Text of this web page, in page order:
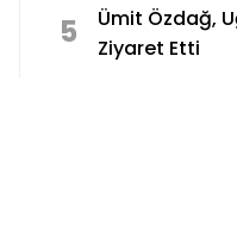
5
Ümit Özdağ,
Ziyaret Etti